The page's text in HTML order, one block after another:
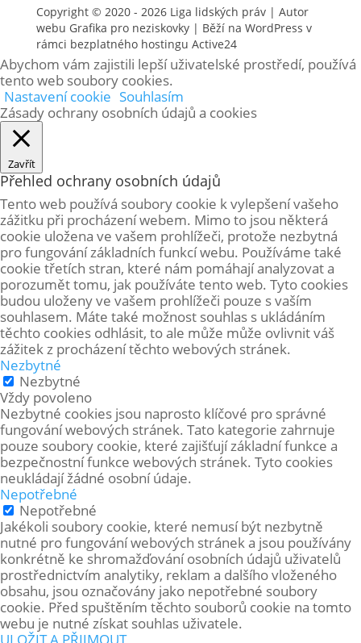
Copyright © 2020 - 2026 Liga lidských práv| Autor
webu Grafika pro neziskovky| Běží na WordPress v
rámci bezplatného hostingu Active24
Abychom vám zajistili lepší uživatelské prostředí, používá
tento web soubory cookies.
Nastavení cookie Souhlasím
Zásady ochrany osobních údajů a cookies
Zavřít
Přehled ochrany osobních údajů
Tento web používá soubory cookie k vylepšení vašeho
zážitku při procházení webem. Mimo to jsou některá
cookie uložena ve vašem prohlížeči, protože nezbytná
pro fungování základních funkcí webu. Používáme také
cookie třetích stran, které nám pomáhají analyzovat a
porozumět tomu, jak používáte tento web. Tyto cookies
budou uloženy ve vašem prohlížeči pouze s vaším
souhlasem. Máte také možnost souhlas s ukládáním
těchto cookies odhlásit, to ale může může ovlivnit váš
zážitek z procházení těchto webových stránek.
Nezbytné
Nezbytné
Vždy povoleno
Nezbytné cookies jsou naprosto klíčové pro správné
fungování webových stránek. Tato kategorie zahrnuje
pouze soubory cookie, které zajišťují základní funkce a
bezpečnostní funkce webových stránek. Tyto cookies
neukládají žádné osobní údaje.
Nepotřebné
Nepotřebné
Jakékoli soubory cookie, které nemusí být nezbytně
nutné pro fungování webových stránek a jsou používány
konkrétně ke shromažďování osobních údajů uživatelů
prostřednictvím analytiky, reklam a dalšího vloženého
obsahu, jsou označovány jako nepotřebné soubory
cookie. Před spuštěním těchto souborů cookie na tomto
webu je nutné získat souhlas uživatele.